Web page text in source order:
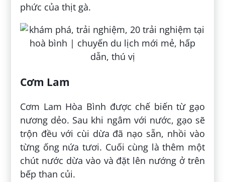
phức của thịt gà.
Cơm Lam
Cơm Lam Hòa Bình được chế biến từ gạo
nương dẻo. Sau khi ngâm với nước, gạo sẽ
trộn đều với cùi dừa đã nạo sẵn, nhồi vào
từng ống nứa tươi. Cuối cùng là thêm một
chút nước dừa vào và đặt lên nướng ở trên
bếp than củi.